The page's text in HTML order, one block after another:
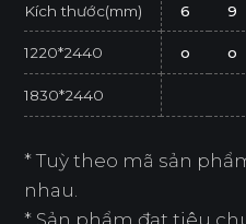
Kích thước(mm) 6 9
1220*2440 o o
1830*2440
* Tuỳ theo mã sản
nhau.
* Sản phẩm đạt tiêu